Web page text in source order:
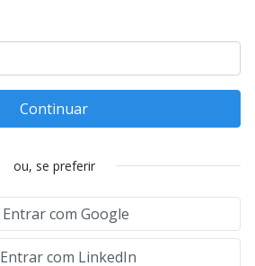
Continuar
ou, se preferir
Entrar com Google
Entrar com LinkedIn